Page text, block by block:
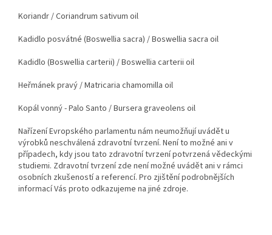
Koriandr/ Coriandrum sativum oil
Kadidlo posvátné (Boswellia sacra) / Boswellia sacra oil
Kadidlo (Boswellia carterii) / Boswellia carterii oil
Heřmánek pravý/ Matricaria chamomilla oil
Kopál vonný - Palo Santo / Bursera graveolens oil
Nařízení Evropského parlamentu nám neumožňují uvádět u
výrobků neschválená zdravotní tvrzení. Není to možné ani v
případech, kdy jsou tato zdravotní tvrzení potvrzená vědeckými
studiemi. Zdravotní tvrzení zde není možné uvádět ani v rámci
osobních zkušeností a referencí. Pro zjištění podrobnějších
informací Vás proto odkazujeme na jiné zdroje.